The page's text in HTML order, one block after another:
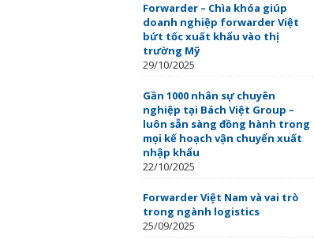
Forwarder – Chìa khóa giúp
doanh nghiệp forwarder Việt
bứt tốc xuất khẩu vào thị
trường Mỹ
29/10/2025
Gần 1000 nhân sự chuyên
nghiệp tại Bách Việt Group –
luôn sẵn sàng đồng hành trong
mọi kế hoạch vận chuyển xuất
nhập khẩu
22/10/2025
Forwarder Việt Nam và vai trò
trong ngành logistics
25/09/2025